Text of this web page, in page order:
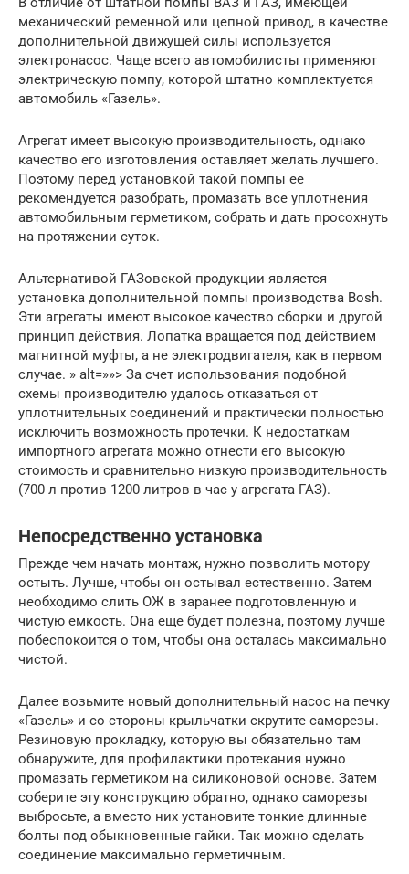
механический ременной или цепной привод, в качестве
дополнительной движущей силы используется
электронасос. Чаще всего автомобилисты применяют
электрическую помпу, которой штатно комплектуется
автомобиль «Газель».
Агрегат имеет высокую производительность, однако
качество его изготовления оставляет желать лучшего.
Поэтому перед установкой такой помпы ее
рекомендуется разобрать, промазать все уплотнения
автомобильным герметиком, собрать и дать просохнуть
на протяжении суток.
Альтернативой ГАЗовской продукции является
установка дополнительной помпы производства Bosh.
Эти агрегаты имеют высокое качество сборки и другой
принцип действия. Лопатка вращается под действием
магнитной муфты, а не электродвигателя, как в первом
случае. » alt=»»> За счет использования подобной
схемы производителю удалось отказаться от
уплотнительных соединений и практически полностью
исключить возможность протечки. К недостаткам
импортного агрегата можно отнести его высокую
стоимость и сравнительно низкую производительность
(700 л против 1200 литров в час у агрегата ГАЗ).
Непосредственно установка
Прежде чем начать монтаж, нужно позволить мотору
остыть. Лучше, чтобы он остывал естественно. Затем
необходимо слить ОЖ в заранее подготовленную и
чистую емкость. Она еще будет полезна, поэтому лучше
побеспокоится о том, чтобы она осталась максимально
чистой.
Далее возьмите новый дополнительный насос на печку
«Газель» и со стороны крыльчатки скрутите саморезы.
Резиновую прокладку, которую вы обязательно там
обнаружите, для профилактики протекания нужно
промазать герметиком на силиконовой основе. Затем
соберите эту конструкцию обратно, однако саморезы
выбросьте, а вместо них установите тонкие длинные
болты под обыкновенные гайки. Так можно сделать
соединение максимально герметичным.